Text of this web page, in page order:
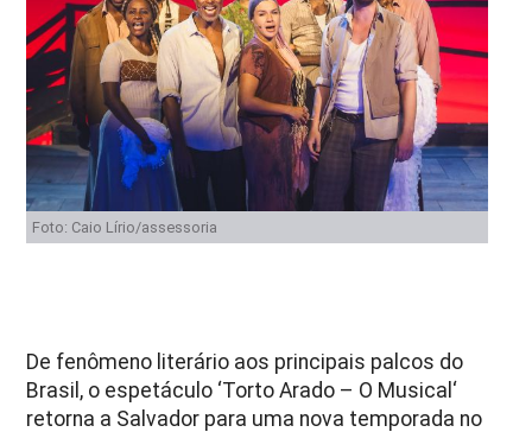
Foto: Caio Lírio/assessoria
De fenômeno literário aos principais palcos do
Brasil, o espetáculo ‘Torto Arado – O Musical‘
retorna a Salvador para uma nova temporada no